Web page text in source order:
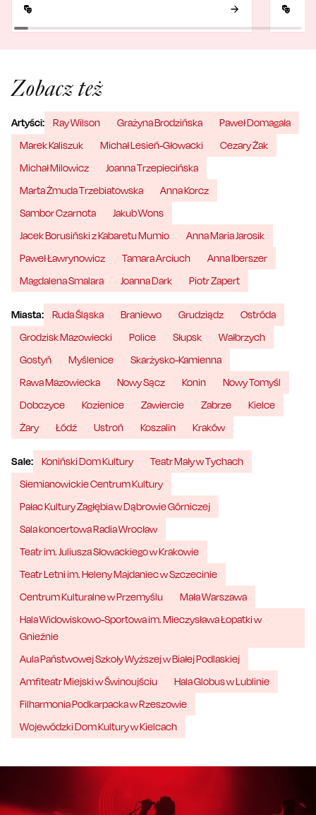
Zobacz też
Artyści: Ray Wilson Grażyna Brodzińska
Paweł Domagała
Marek Kaliszuk
Michał Lesień-Głowacki
Cezary Żak
Michał Milowicz
Joanna Trzepiecińska
Marta Żmuda Trzebiatowska
Anna Korcz
Sambor Czarnota
Jakub Wons
Jacek Borusiński z Kabaretu Mumio
Anna Maria Jarosik
Paweł Ławrynowicz
Tamara Arciuch
Anna Iberszer
Magdalena Smalara
Joanna Dark Piotr Zapert
Miasta: Ruda Śląska Braniewo Grudziądz
Ostróda
Grodzisk Mazowiecki
Police Słupsk
Wałbrzych
Gostyń
Myślenice
Skarżysko-Kamienna
Rawa Mazowiecka
Nowy Sącz Konin
Nowy Tomyśl
Dobczyce
Kozienice Zawiercie Zabrze
Kielce
Żary
Łódź Ustroń Koszalin Kraków
Sale: Koniński Dom Kultury
Teatr Mały w Tychach
Siemianowickie Centrum Kultury
Pałac Kultury Zagłębia w Dąbrowie Górniczej
Sala koncertowa Radia Wrocław
Teatr im. Juliusza Słowackiego w Krakowie
Teatr Letni im. Heleny Majdaniec w Szczecinie
Centrum Kulturalne w Przemyślu
Mała Warszawa
Hala Widowiskowo-Sportowa im. Mieczysława Łopatki w
Gnieźnie
Aula Państwowej Szkoły Wyższej w Białej Podlaskiej
Amfiteatr Miejski w Świnoujściu
Hala Globus w Lublinie
Filharmonia Podkarpacka w Rzeszowie
Wojewódzki Dom Kultury w Kielcach